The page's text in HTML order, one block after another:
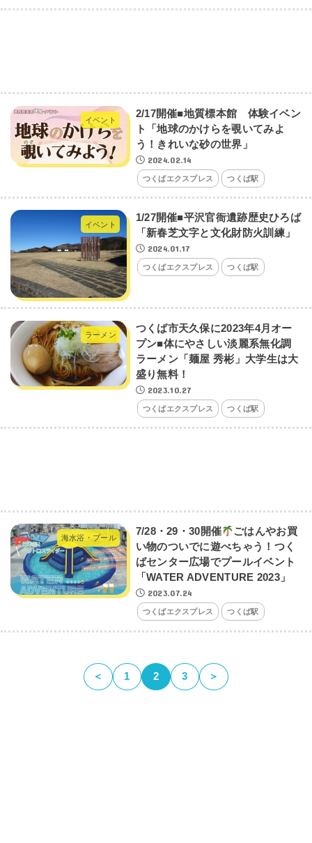
イベント
2/17開催■地質標本館 体験イベン
ト「地球のかけらを覗いてみよ
う！きれいな砂の世界」
2024.02.14
つくばエクスプレス つくば駅
イベント
1/27開催■平沢官衙遺跡歴史ひろば
「新春芝文字と文化財防火訓練」
2024.01.17
つくばエクスプレス つくば駅
ラーメン
つくば市天久保に2023年4月オー
プン■体にやさしい淡麗系無化調
ラーメン「麺屋 秀彬」大学生は大
盛り無料！
2023.10.27
つくばエクスプレス つくば駅
海水浴・プール
7/28・29・30開催
ごはんやお買
い物のついでに遊べちゃう！つく
ばセンター広場でプールイベント
「WATER ADVENTURE 2023」
2023.07.24
つくばエクスプレス つくば駅
＜ 1 2 3 ＞